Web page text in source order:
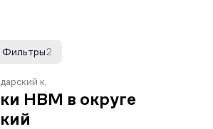
2
Фильтры
к.
НВМ в округе